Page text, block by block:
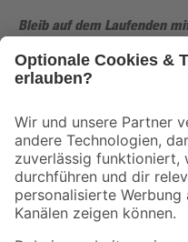
Bleib auf dem Laufenden
Der toom Newsletter: Keine
Folge uns